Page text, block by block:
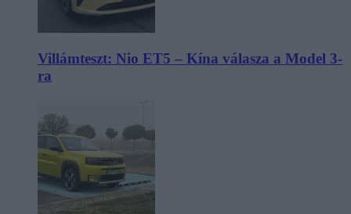
Villámteszt: Nio ET5 – Kína válasza a Model 3-
ra